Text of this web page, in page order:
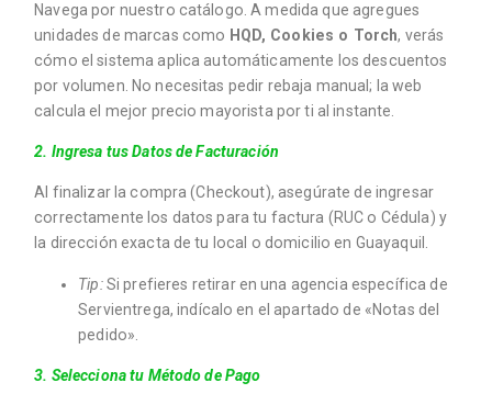
Navega por nuestro catálogo. A medida que agregues
unidades de marcas como HQD, Cookies o Torch, verás
cómo el sistema aplica automáticamente los descuentos
por volumen. No necesitas pedir rebaja manual; la web
calcula el mejor precio mayorista por ti al instante.
2. Ingresa tus Datos de Facturación
Al finalizar la compra (Checkout), asegúrate de ingresar
correctamente los datos para tu factura (RUC o Cédula) y
la dirección exacta de tu local o domicilio en Guayaquil.
Tip:Si prefieres retirar en una agencia específica de
Servientrega, indícalo en el apartado de «Notas del
pedido».
3. Selecciona tu Método de Pago